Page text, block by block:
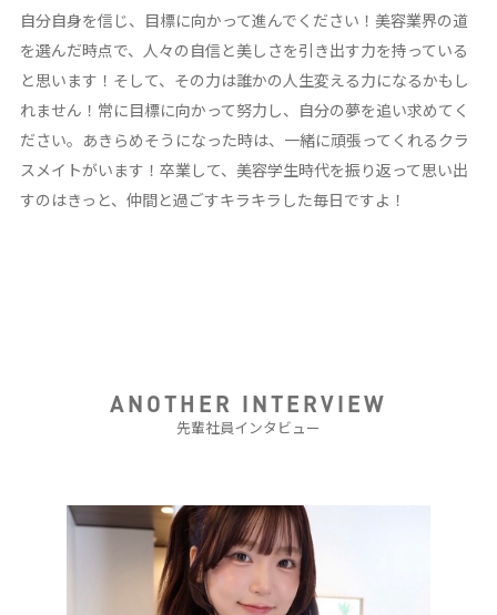
自分自身を信じ、目標に向かって進んでください！美容業界の道
を選んだ時点で、人々の自信と美しさを引き出す力を持っている
と思います！そして、その力は誰かの人生変える力になるかもし
れません！常に目標に向かって努力し、自分の夢を追い求めてく
ださい。あきらめそうになった時は、一緒に頑張ってくれるクラ
スメイトがいます！卒業して、美容学生時代を振り返って思い出
すのはきっと、仲間と過ごすキラキラした毎日ですよ！
ANOTHER INTERVIEW
先輩社員インタビュー